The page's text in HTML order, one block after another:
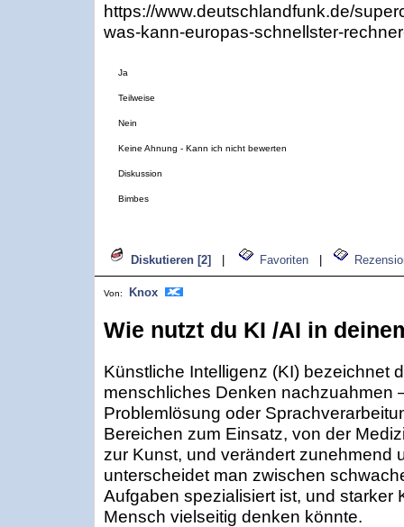
https://www.deutschlandfunk.de/
was-kann-europas-schnellster-
Ja
Teilweise
Nein
Keine Ahnung - Kann ich nicht bewerten
Diskussion
Bimbes
Diskutieren [2] Favoriten
Von: Knox
Wie nutzt du KI /AI in
Künstliche Intelligenz (KI) bezeichnet
menschliches Denken nachzuahmen
Problemlösung oder
Bereichen zum Einsatz, von der
zur Kunst, und verändert zunehmend
unterscheidet man zwischen
Aufgaben spezialisiert ist, und starker
Mensch vielseitig denken könnte.